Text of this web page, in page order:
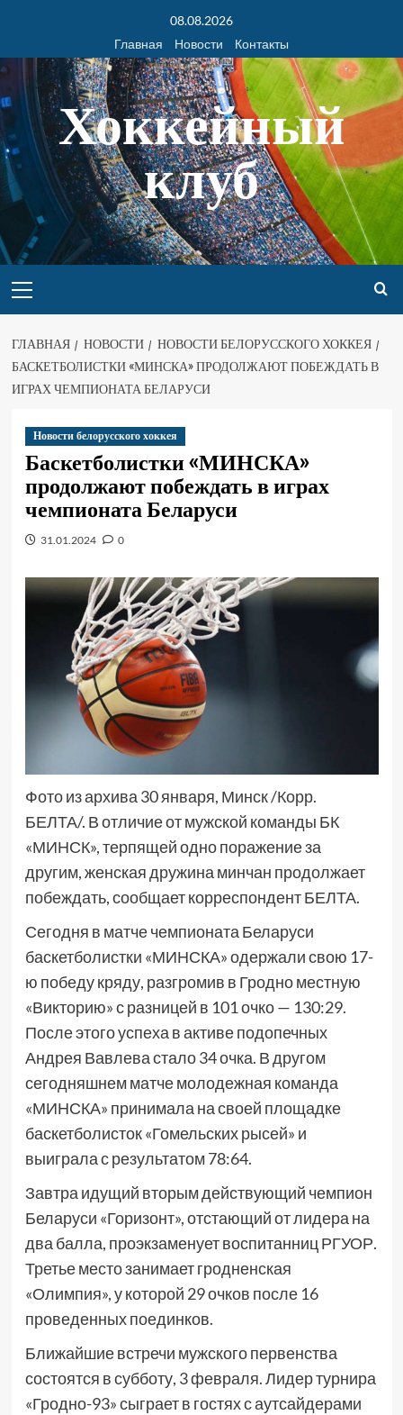
08.08.2026
Главная
Новости Контакты
Хоккейный
клуб
ГЛАВНАЯ НОВОСТИ
НОВОСТИ БЕЛОРУССКОГО ХОККЕЯ
БАСКЕТБОЛИСТКИ «МИНСКА» ПРОДОЛЖАЮТ ПОБЕЖДАТЬ В
ИГРАХ ЧЕМПИОНАТА БЕЛАРУСИ
Новости белорусского хоккея
Баскетболистки «МИНСКА»
продолжают побеждать в играх
чемпионата Беларуси
31.01.2024 0
Фото из архива 30 января, Минск /Корр.
БЕЛТА/. В отличие от мужской команды БК
«МИНСК», терпящей одно поражение за
другим, женская дружина минчан продолжает
побеждать, сообщает корреспондент БЕЛТА.
Сегодня в матче чемпионата Беларуси
баскетболистки «МИНСКА» одержали свою 17-
ю победу кряду, разгромив в Гродно местную
«Викторию» с разницей в 101 очко — 130:29.
После этого успеха в активе подопечных
Андрея Вавлева стало 34 очка. В другом
сегодняшнем матче молодежная команда
«МИНСКА» принимала на своей площадке
баскетболисток «Гомельских рысей» и
выиграла с результатом 78:64.
Завтра идущий вторым действующий чемпион
Беларуси «Горизонт», отстающий от лидера на
два балла, проэкзаменует воспитанниц РГУОР.
Третье место занимает гродненская
«Олимпия», у которой 29 очков после 16
проведенных поединков.
Ближайшие встречи мужского первенства
состоятся в субботу, 3 февраля. Лидер турнира
«Гродно-93» сыграет в гостях с аутсайдерами